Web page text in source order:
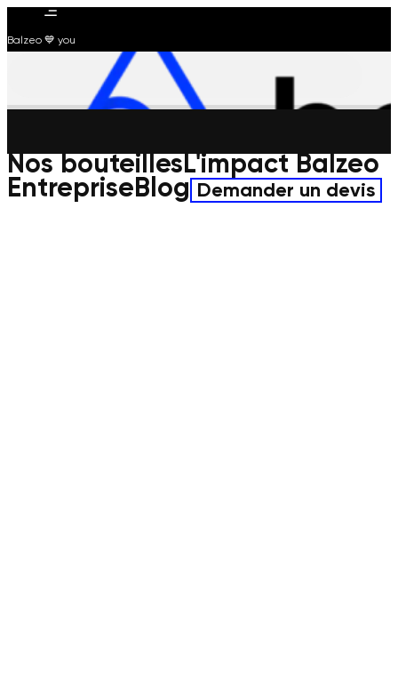
Balzeo 💙 you
Nos bouteillesL'impact Balzeo
EntrepriseBlog Demander un devis